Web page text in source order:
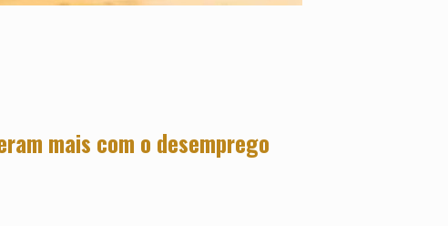
mais com o desemprego